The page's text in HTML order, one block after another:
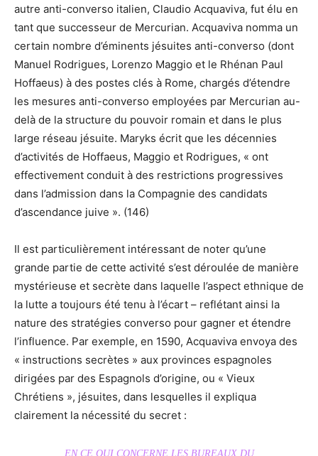
autre anti-converso italien, Claudio Acquaviva, fut élu en
tant que successeur de Mercurian. Acquaviva nomma un
certain nombre d’éminents jésuites anti-converso (dont
Manuel Rodrigues, Lorenzo Maggio et le Rhénan Paul
Hoffaeus) à des postes clés à Rome, chargés d’étendre
les mesures anti-converso employées par Mercurian au-
delà de la structure du pouvoir romain et dans le plus
large réseau jésuite. Maryks écrit que les décennies
d’activités de Hoffaeus, Maggio et Rodrigues, « ont
effectivement conduit à des restrictions progressives
dans l’admission dans la Compagnie des candidats
d’ascendance juive ». (146)
Il est particulièrement intéressant de noter qu’une
grande partie de cette activité s’est déroulée de manière
mystérieuse et secrète dans laquelle l’aspect ethnique de
la lutte a toujours été tenu à l’écart – reflétant ainsi la
nature des stratégies converso pour gagner et étendre
l’influence. Par exemple, en 1590, Acquaviva envoya des
« instructions secrètes » aux provinces espagnoles
dirigées par des Espagnols d’origine, ou « Vieux
Chrétiens », jésuites, dans lesquelles il expliqua
clairement la nécessité du secret :
EN CE QUI CONCERNE LES BUREAUX DU